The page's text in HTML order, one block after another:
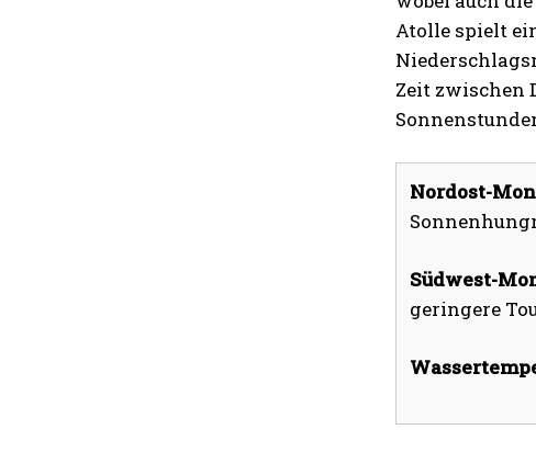
Atolle spielt
Zeit zwischen
Nordost-
Südwest-
geringere